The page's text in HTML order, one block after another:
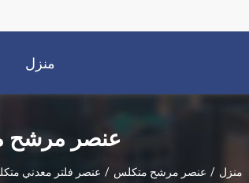
منزل
عنصر مرشح
منزل / عنصر مرشح متكلس / عنصر فلتر معدني